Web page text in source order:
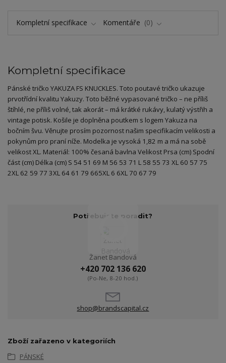
Kompletní specifikace Komentáře 0
Kompletní specifikace
Pánské tričko YAKUZA FS KNUCKLES. Toto poutavé tričko ukazuje
prvotřídní kvalitu Yakuzy. Toto běžné vypasované tričko – ne příliš
štíhlé, ne příliš volné, tak akorát – má krátké rukávy, kulatý výstřih a
vintage potisk. Košile je doplněna poutkem s logem Yakuza na
bočním švu. Věnujte prosím pozornost našim specifikacím velikosti a
pokynům pro praní níže. Modelka je vysoká 1,82 m a má na sobě
velikost XL. Materiál: 100% česaná bavlna Velikost Prsa (cm) Spodní
část (cm) Délka (cm) S 54 51 69 M 56 53 71 L 58 55 73 XL 60 57 75
2XL 62 59 77 3XL 64 61 79 665XL 6 6XL 70 67 79
Potřebujete poradit?
Žanet Bandová
+420 702 136 620
(Po-Ne, 8-20 hod.)
shop@brandscapital.cz
Zboží zařazeno v kategoriích
PÁNSKÉ